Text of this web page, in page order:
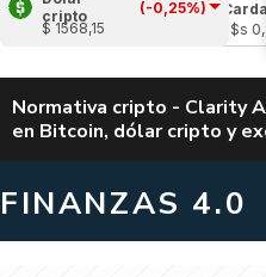
cripto
(-0,25%)
$ 1568,15
(0,58%)
Cardano
u$s 0,20
Normativa cripto - Clarity
en Bitcoin, dólar cripto y
FINANZAS 4.0